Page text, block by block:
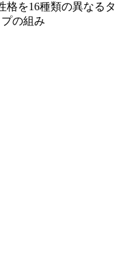
格を16種類の異なるタ
の組み